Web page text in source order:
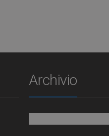
Archivio